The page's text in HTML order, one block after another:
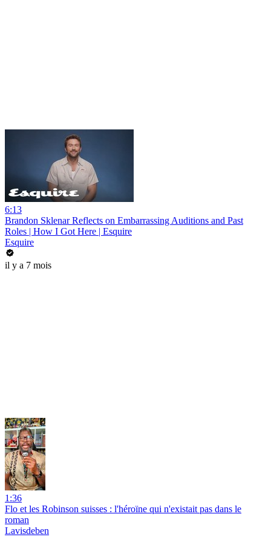
6:13
Brandon Sklenar Reflects on Embarrassing Auditions and Past
Roles | How I Got Here | Esquire
Esquire
il y a 7 mois
1:36
Flo et les Robinson suisses : l'héroïne qui n'existait pas dans le
roman
Lavisdeben